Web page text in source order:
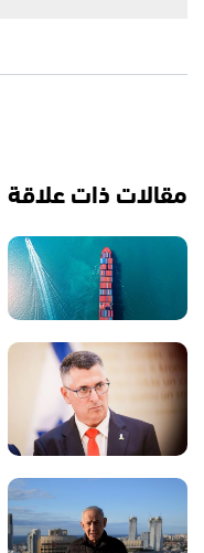
مقالات ذات علاقة